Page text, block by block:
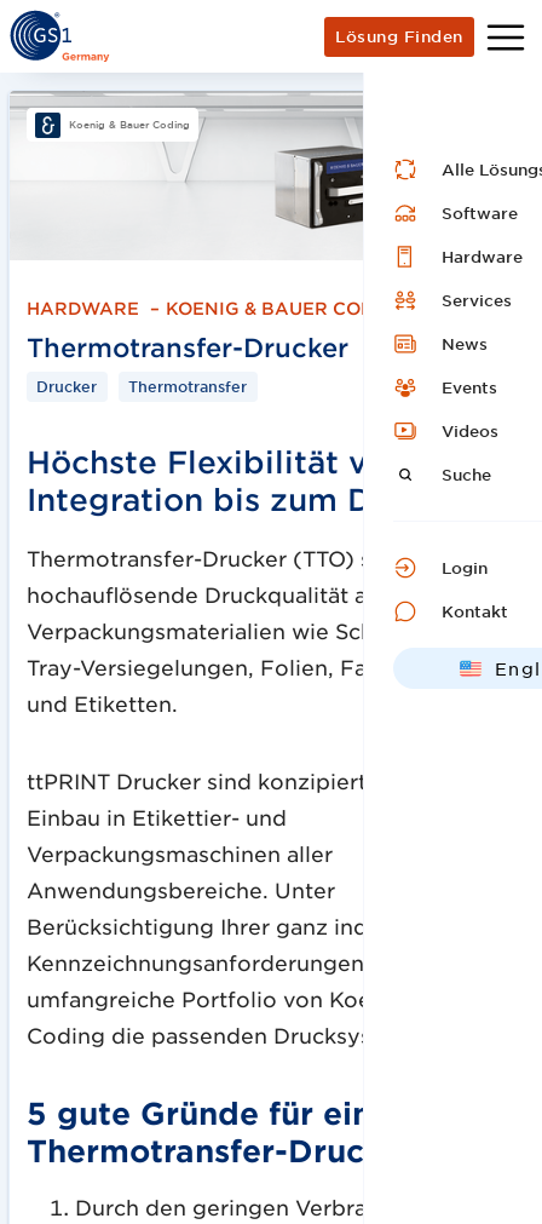
Lösung Finden
Alle
Software
Hardware
Services
News
Events
Videos
Suche
Login
Kontakt
Koenig & Bauer Coding
HARDWARE – KOENIG & BAUER CODING
Thermotransfer-Drucker
Drucker Thermotransfer
Höchste Flexibilität vom der
Integration bis zum Druck
Thermotransfer-Drucker (TTO) sind ideal für
hochauflösende Druckqualität auf flexiblen
Verpackungsmaterialien wie Schlauchbeutel,
Tray-Versiegelungen, Folien, Faltschachteln
und Etiketten.
ttPRINT Drucker sind konzipiert für den
Einbau in Etikettier- und
Verpackungsmaschinen aller
Anwendungsbereiche. Unter
Berücksichtigung Ihrer ganz individuellen
Kennzeichnungsanforderungen bietet das
umfangreiche Portfolio von Koenig & Bauer
Coding die passenden Drucksysteme.
5 gute Gründe für einen
Thermotransfer-Drucker
Durch den geringen Verbrauch in